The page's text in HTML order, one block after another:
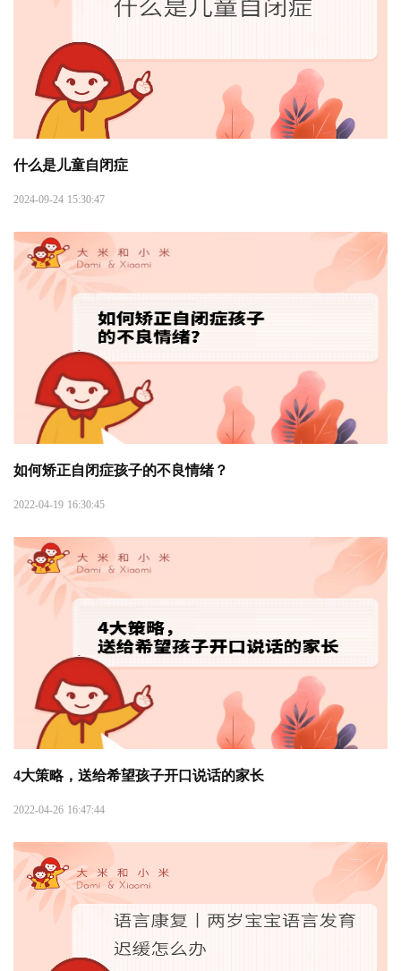
什么是儿童自闭症
2024-09-24 15:30:47
如何矫正自闭症孩子的不良情绪？
2022-04-19 16:30:45
4大策略，送给希望孩子开口说话的家长
2022-04-26 16:47:44